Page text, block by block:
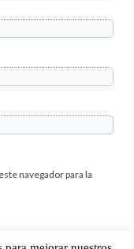
navegador para la